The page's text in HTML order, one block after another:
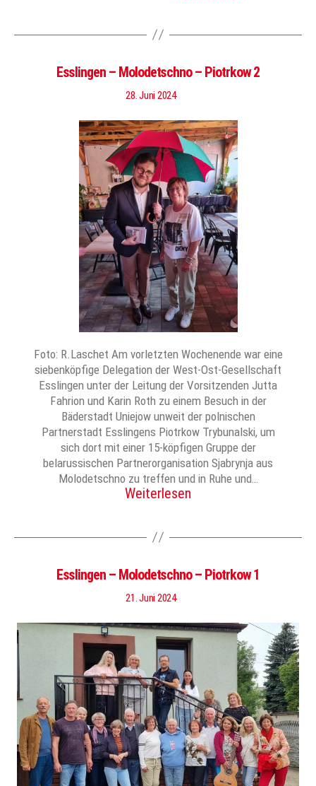
Esslingen – Molodetschno – Piotrkow 2
28. Juni 2024
Foto: R.Laschet Am vorletzten Wochenende war eine
siebenköpfige Delegation der West-Ost-Gesellschaft
Esslingen unter der Leitung der Vorsitzenden Jutta
Fahrion und Karin Roth zu einem Besuch in der
Bäderstadt Uniejow unweit der polnischen
Partnerstadt Esslingens Piotrkow Trybunalski, um
sich dort mit einer 15-köpfigen Gruppe der
belarussischen Partnerorganisation Sjabrynja aus
Molodetschno zu treffen und in Ruhe und…
Weiterlesen
Esslingen – Molodetschno – Piotrkow 1
21. Juni 2024